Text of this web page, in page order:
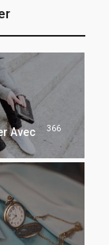
Avec
366